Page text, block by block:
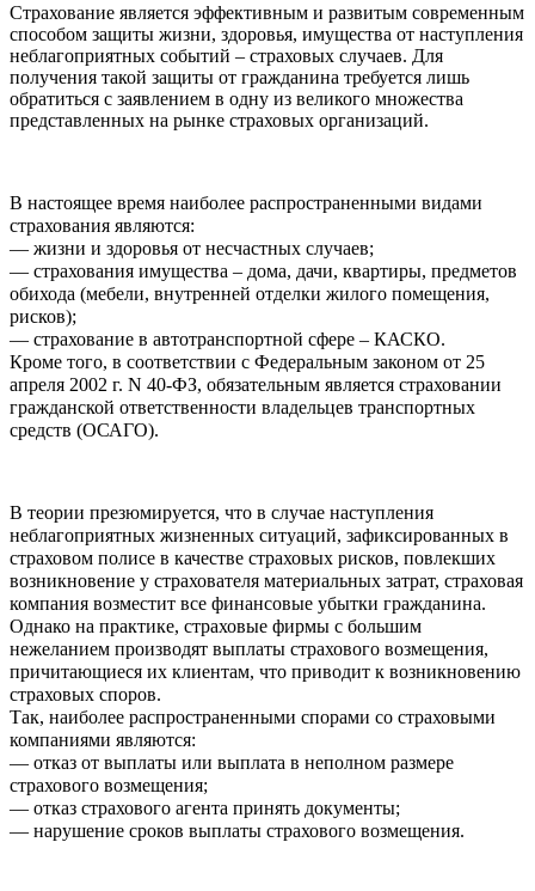
Страхование является эффективным и развитым современным
способом защиты жизни, здоровья, имущества от наступления
неблагоприятных событий – страховых случаев. Для
получения такой защиты от гражданина требуется лишь
обратиться с заявлением в одну из великого множества
представленных на рынке страховых организаций.
В настоящее время наиболее распространенными видами
страхования являются:
— жизни и здоровья от несчастных случаев;
— страхования имущества – дома, дачи, квартиры, предметов
обихода (мебели, внутренней отделки жилого помещения,
рисков);
— страхование в автотранспортной сфере – КАСКО.
Кроме того, в соответствии с Федеральным законом от 25
апреля 2002 г. N 40-ФЗ, обязательным является страховании
гражданской ответственности владельцев транспортных
средств (ОСАГО).
В теории презюмируется, что в случае наступления
неблагоприятных жизненных ситуаций, зафиксированных в
страховом полисе в качестве страховых рисков, повлекших
возникновение у страхователя материальных затрат, страховая
компания возместит все финансовые убытки гражданина.
Однако на практике, страховые фирмы с большим
нежеланием производят выплаты страхового возмещения,
причитающиеся их клиентам, что приводит к возникновению
страховых споров.
Так, наиболее распространенными спорами со страховыми
компаниями являются:
— отказ от выплаты или выплата в неполном размере
страхового возмещения;
— отказ страхового агента принять документы;
— нарушение сроков выплаты страхового возмещения.